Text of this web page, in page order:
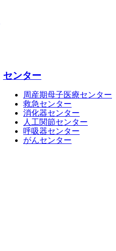
センター
周産期母子医療センター
救急センター
消化器センター
人工関節センター
呼吸器センター
がんセンター